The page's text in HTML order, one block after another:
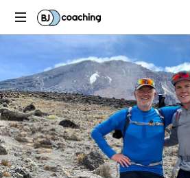
objectif,
votre
réussite